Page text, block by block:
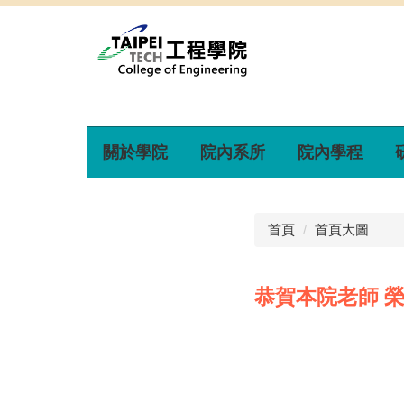
關於學院 院內系所 院內學程
首頁 首頁大圖
恭賀本院老師